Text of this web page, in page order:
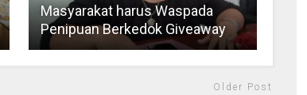
Masyarakat harus Waspada
Penipuan Berkedok Giveaway
Older Post